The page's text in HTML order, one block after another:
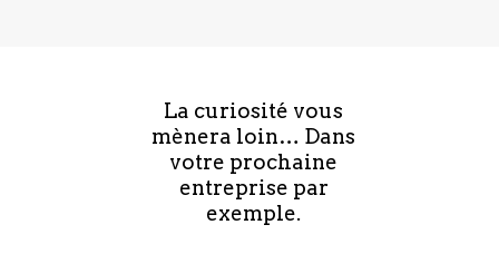
La curiosité vous
mènera loin… Dans
votre prochaine
entreprise par
exemple.